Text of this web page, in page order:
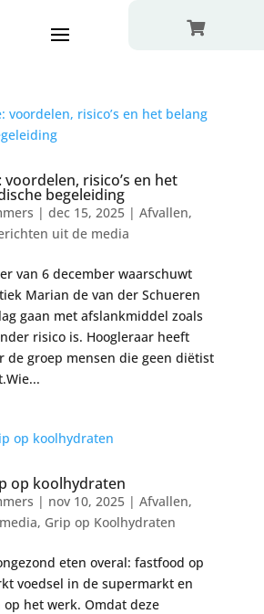

risico’s en het
begeleiding
| dec 15, 2025| Afvallen,
uit de media
van 6 december waarschuwt
Marian de van der Schueren
gaan met afslankmiddel zoals
risico is. Hoogleraar heeft
de groep mensen die geen diëtist
op koolhydraten
| nov 10, 2025| Afvallen,
, Grip op Koolhydraten
eten overal: fastfood op
voedsel in de supermarkt en
het werk. Omdat deze